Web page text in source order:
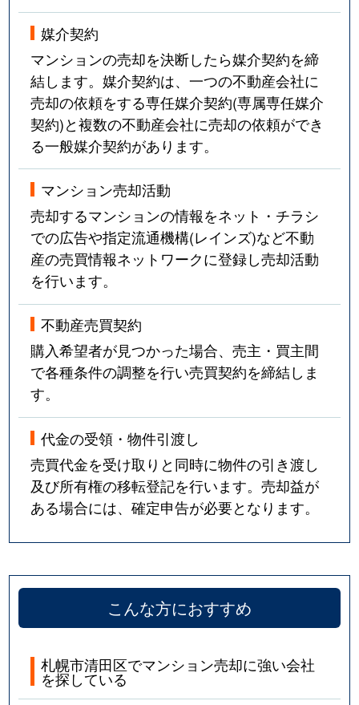
媒介契約
マンションの売却を決断したら媒介契約を締
結します。媒介契約は、一つの不動産会社に
売却の依頼をする専任媒介契約(専属専任媒介
契約)と複数の不動産会社に売却の依頼ができ
る一般媒介契約があります。
マンション売却活動
売却するマンションの情報をネット・チラシ
での広告や指定流通機構(レインズ)など不動
産の売買情報ネットワークに登録し売却活動
を行います。
不動産売買契約
購入希望者が見つかった場合、売主・買主間
で各種条件の調整を行い売買契約を締結しま
す。
代金の受領・物件引渡し
売買代金を受け取りと同時に物件の引き渡し
及び所有権の移転登記を行います。売却益が
ある場合には、確定申告が必要となります。
こんな方におすすめ
札幌市清田区でマンション売却に強い会社
を探している